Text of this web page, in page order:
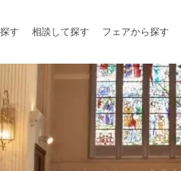
す 相談して探す フェアから探す